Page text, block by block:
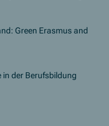
Green Erasmus and
der Berufsbildung